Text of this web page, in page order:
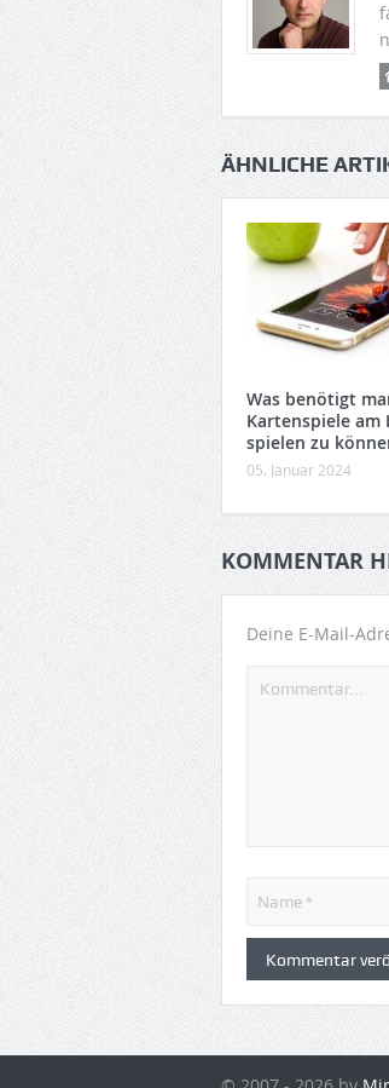
ÄHNLICHE
Was benötigt
Kartenspiele am
spielen zu
05. Januar 2024
KOMMENTAR
Deine E-Mail-